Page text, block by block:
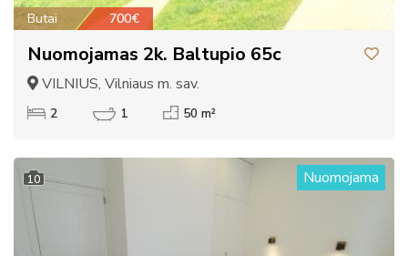
Butai 700€
Nuomojamas 2k. Baltupio 65c
VILNIUS, Vilniaus m. sav.
2 1 50 m²
10 Nuomojama